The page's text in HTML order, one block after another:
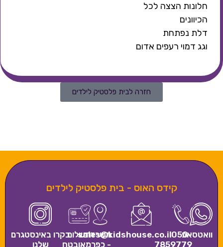
חלונות הצצה לכל
הכיוונים
דלת נפתחת
וגג דמוי רעפים אדום
חזרה לבית פלסטיק לילדים
קידס האוס - בית פלסטיק לילדים
וואטסאפ050-
7859779
sales@kidshouse.co.il
משרדים
- כפר
תשלום
מאובטח
בקרו באינסטגרם
שלנו